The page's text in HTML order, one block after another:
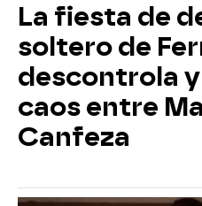
La fiesta de
soltero de
descontrola
caos entre
Canfeza